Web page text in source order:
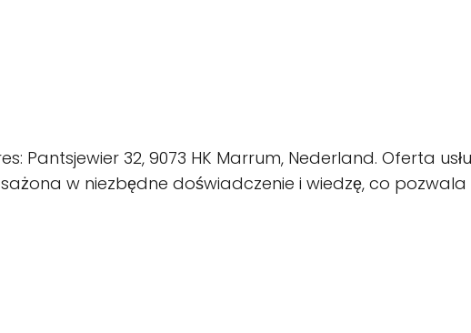
Pantsjewier 32, 9073 HK Marrum, Nederland. Oferta
w niezbędne doświadczenie i wiedzę, co pozwala